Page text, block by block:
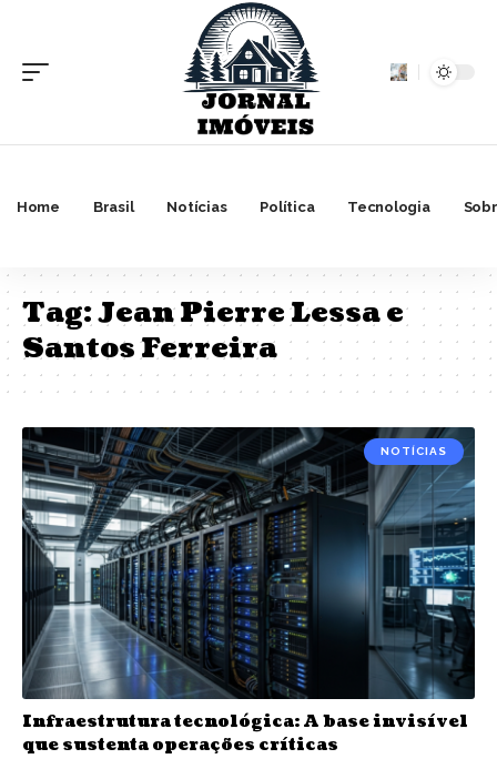
Home Brasil Notícias Política Tecnologia
Tag:Jean Pierre Lessa e
Santos Ferreira
NOTÍCIAS
Infraestrutura tecnológica: A base invisível
que sustenta operações críticas